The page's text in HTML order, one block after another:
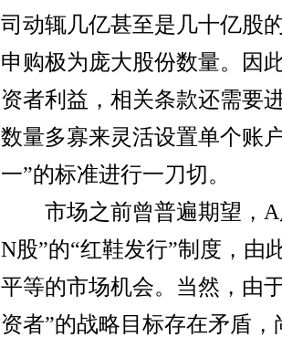
司动辄几亿甚至是几十亿股
申购极为庞大股份数量。因
资者利益，相关条款还需要
数量多寡来灵活设置单个账
一”的标准进行一刀切。
市场之前曾普遍期望，A
N股”的“红鞋发行”制度，由
平等的市场机会。当然，由
资者”的战略目标存在矛盾